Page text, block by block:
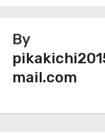
By
mail.com